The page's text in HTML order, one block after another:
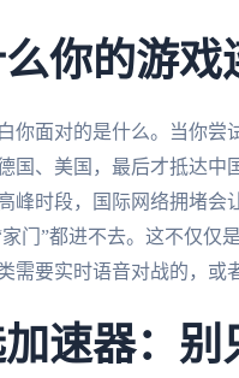
你的游戏
你面对的是什么。当你尝
国、美国，最后才抵达中
峰时段，国际网络拥堵会
家门”都进不去。这不仅仅
需要实时语音对战的，或
速器：别